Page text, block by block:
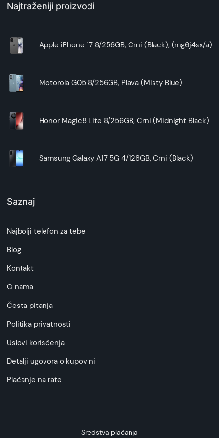
Najtraženiji proizvodi
Apple iPhone 17 8/256GB, Crni (Black), (mg6j4sx/a)
Motorola G05 8/256GB, Plava (Misty Blue)
Honor Magic8 Lite 8/256GB, Crni (Midnight Black)
Samsung Galaxy A17 5G 4/128GB, Crni (Black)
Saznaj
Najbolji telefon za tebe
Blog
Kontakt
O nama
Česta pitanja
Politika privatnosti
Uslovi korisćenja
Detalji ugovora o kupovini
Plaćanje na rate
Sredstva plaćanja